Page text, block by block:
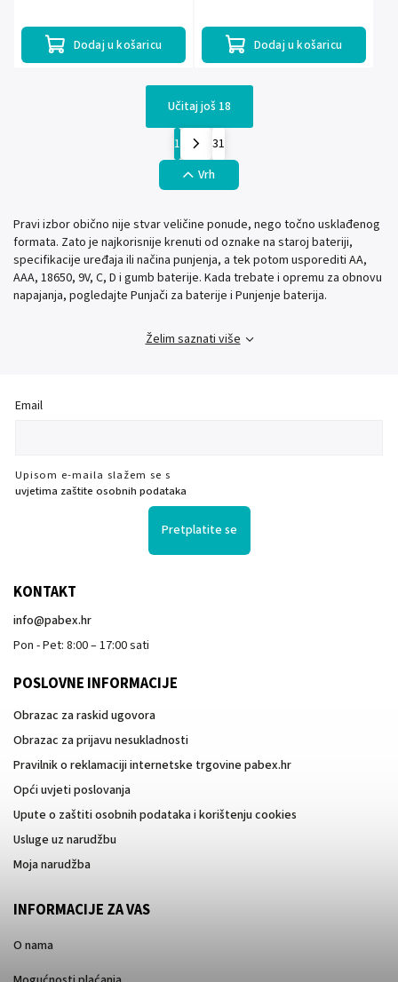
Dodaj u košaricu Dodaj u košaricu
Učitaj još 18
1
31
Vrh
Pravi izbor obično nije stvar veličine ponude, nego točno usklađenog
formata. Zato je najkorisnije krenuti od oznake na staroj bateriji,
specifikacije uređaja ili načina punjenja, a tek potom usporediti AA,
AAA, 18650, 9V, C, D i gumb baterije. Kada trebate i opremu za obnovu
napajanja, pogledajte Punjači za baterije i Punjenje baterija.
Želim saznati više
Email
Upisom e-maila slažem se s
uvjetima zaštite osobnih podataka
Pretplatite se
KONTAKT
info@pabex.hr
Pon - Pet: 8:00 – 17:00 sati
POSLOVNE INFORMACIJE
Obrazac za raskid ugovora
Obrazac za prijavu nesukladnosti
Pravilnik o reklamaciji internetske trgovine pabex.hr
Opći uvjeti poslovanja
Upute o zaštiti osobnih podataka i korištenju cookies
Usluge uz narudžbu
Moja narudžba
INFORMACIJE ZA VAS
O nama